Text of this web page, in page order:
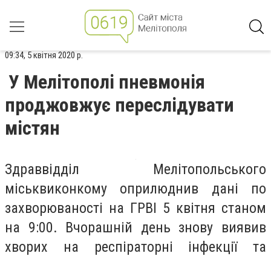
09:34, 5 квітня 2020 р.
У Мелітополі пневмонія
проджовжує переслідувати
містян
Здраввідділ Мелітопольського
міськвиконкому оприлюднив дані по
захворюваності на ГРВІ 5 квітня станом
на 9:00. Вчорашній день знову виявив
хворих на респіраторні інфекції та